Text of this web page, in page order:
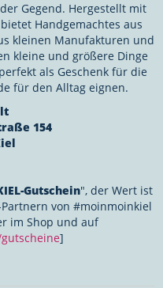
Gegend. Hergestellt mit
Handgemachtes aus
kleinen Manufakturen und
kleine und größere Dinge
als Geschenk für die
für den Alltag eignen.
154
Gutschein", der Wert ist
von #moinmoinkiel
im Shop und auf
]